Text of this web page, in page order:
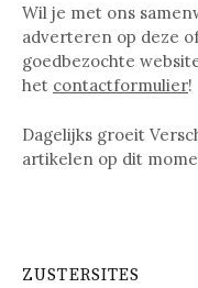
Wil je met ons
adverteren op deze
goedbezochte
het contactformulier!
Dagelijks groeit
artikelen op dit
ZUSTERSITES